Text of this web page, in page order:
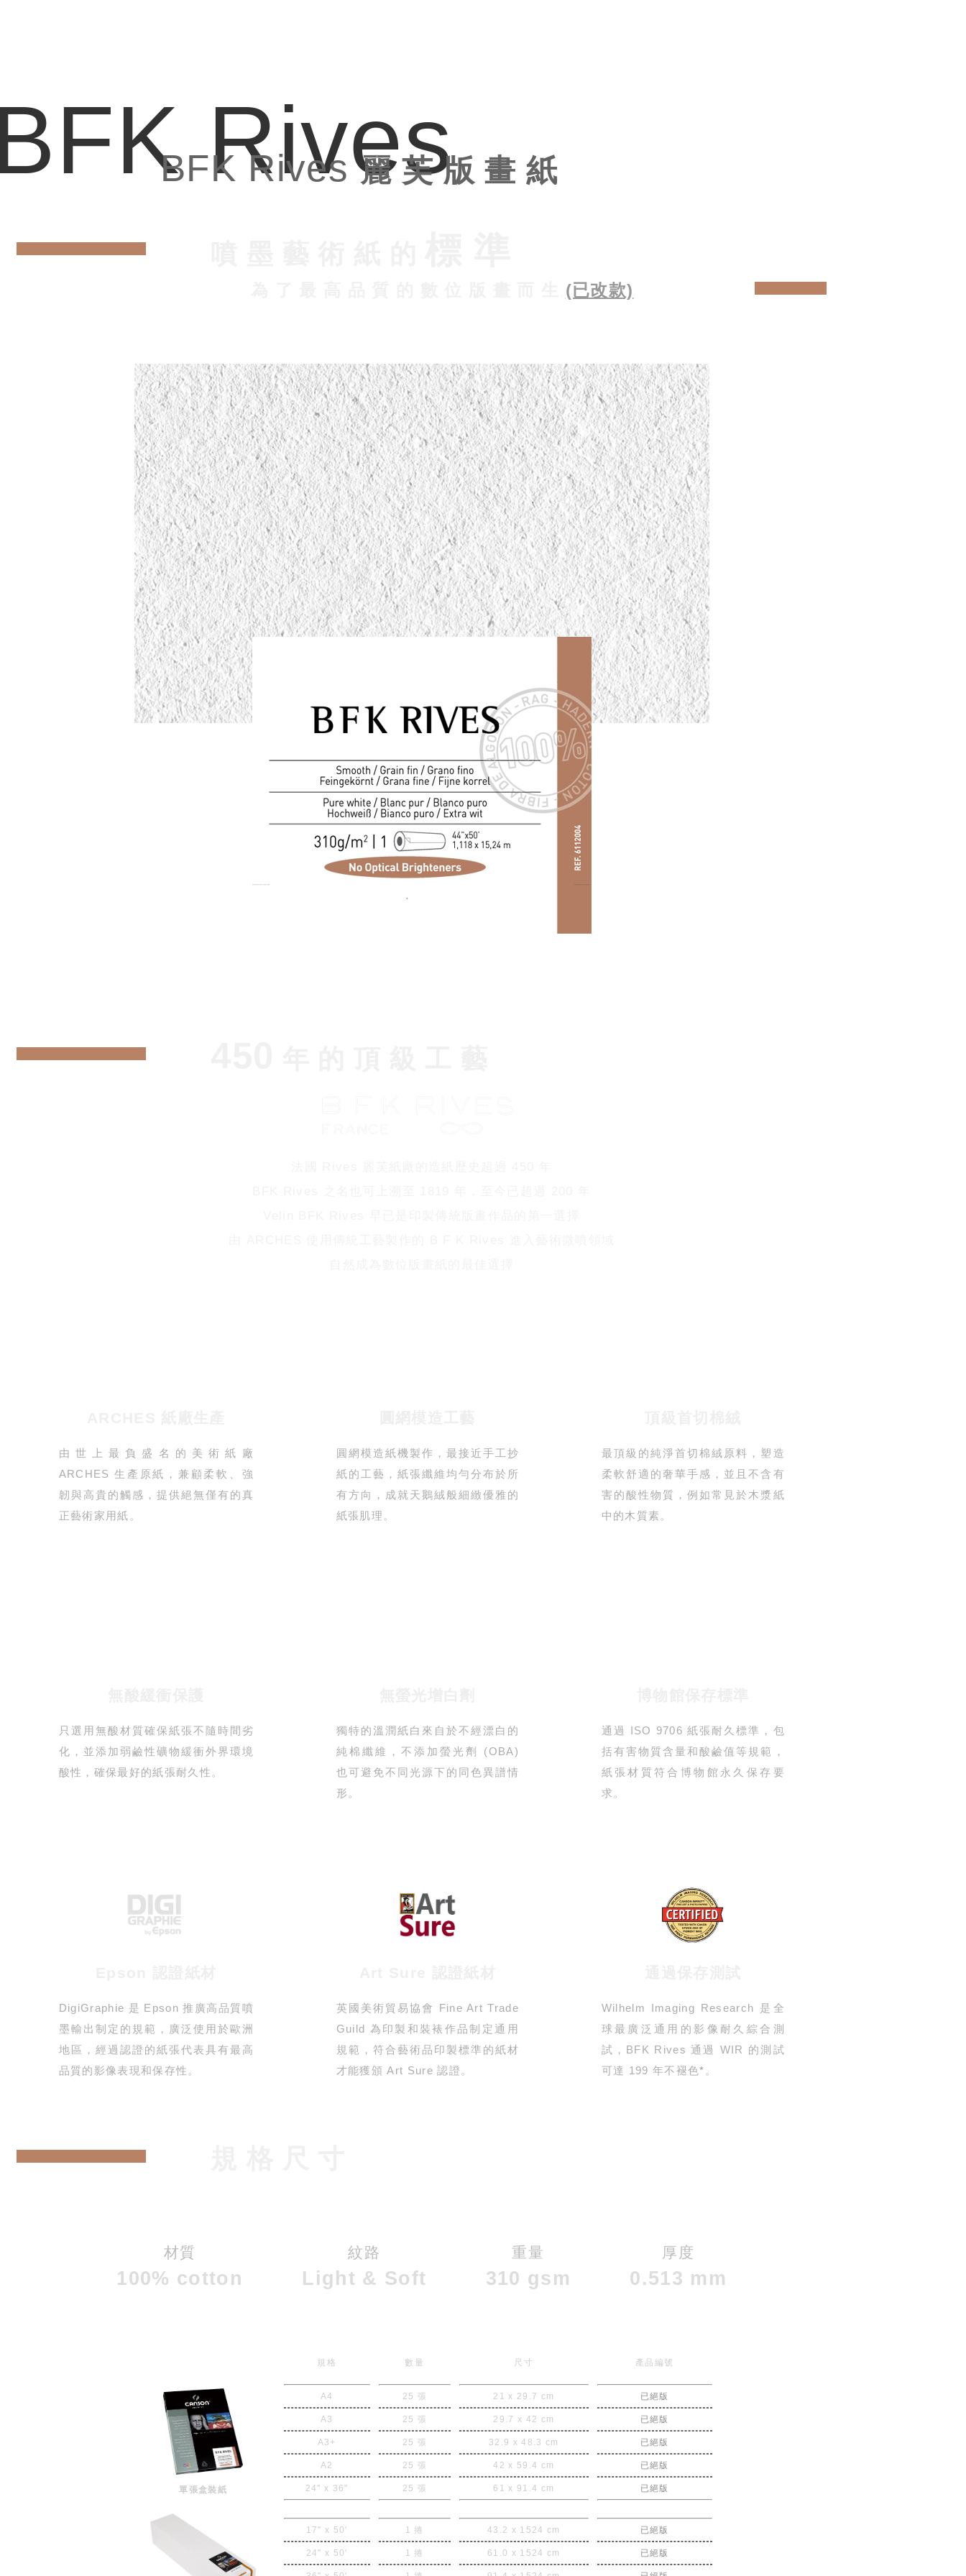
Rives
BFK Rives麗 芙 版 畫 紙
(已改款)
由世上最負盛名的美術紙廠
ARCHES 生產原紙，兼顧柔軟、強
韌與高貴的觸感，提供絕無僅有的真
正藝術家用紙。
圓網模造紙機製作，最接近手工抄
紙的工藝，紙張纖維均勻分布於所
有方向，成就天鵝絨般細緻優雅的
紙張肌理。
最頂級的純淨首切棉絨原料，塑造
柔軟舒適的奢華手感，並且不含有
害的酸性物質，例如常見於木漿紙
中的木質素。
只選用無酸材質確保紙張不隨時間劣
化，並添加弱鹼性礦物緩衝外界環境
酸性，確保最好的紙張耐久性。
獨特的溫潤紙白來自於不經漂白的
純棉纖維，不添加螢光劑 (OBA)
也可避免不同光源下的同色異譜情
形。
通過 ISO 9706 紙張耐久標準，包
括有害物質含量和酸鹼值等規範，
紙張材質符合博物館永久保存要
求。
DigiGraphie 是 Epson 推廣高品質噴
墨輸出制定的規範，廣泛使用於歐洲
地區，經過認證的紙張代表具有最高
品質的影像表現和保存性。
英國美術貿易協會 Fine Art Trade
Guild 為印製和裝裱作品制定通用
規範，符合藝術品印製標準的紙材
才能獲頒 Art Sure 認證。
Wilhelm Imaging Research 是全
球最廣泛通用的影像耐久綜合測
試，BFK Rives 通過 WIR 的測試
可達 199 年不褪色* 。
材質 紋路 重量 厚度
100% cotton Light & Soft 310 gsm 0.513 mm
規格 數量 尺寸 產品編號
單張盒裝紙
A4
A3
A3+
A2
24" x 36"
25 張
25 張
25 張
25 張
25 張
21 x 29.7 cm
29.7 x 42 cm
32.9 x 48.3 cm
42 x 59.4 cm
61 x 91.4 cm
已絕版
已絕版
已絕版
已絕版
已絕版
17" x 50'
24" x 50'
1 捲
1 捲
43.2 x 1524 cm
61.0 x 1524 cm
已絕版
已絕版